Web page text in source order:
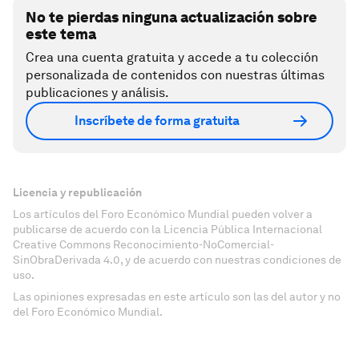
No te pierdas ninguna actualización sobre
este tema
Crea una cuenta gratuita y accede a tu colección
personalizada de contenidos con nuestras últimas
publicaciones y análisis.
Inscríbete de forma gratuita
Licencia y republicación
Los artículos del Foro Económico Mundial pueden volver a
publicarse de acuerdo con la Licencia Pública Internacional
Creative Commons Reconocimiento-NoComercial-
SinObraDerivada 4.0, y de acuerdo con nuestras condiciones de
uso.
Las opiniones expresadas en este artículo son las del autor y no
del Foro Económico Mundial.